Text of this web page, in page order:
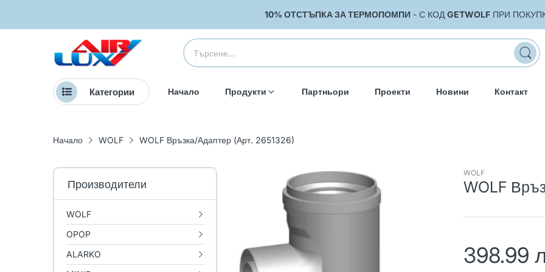
10% ОТСТЪПКА ЗА ТЕРМОПОМПИ - С КОДGETWOLF ПРИ
Категории Начало Продукти Партньори Проекти Новини Контакт
Начало WOLF WOLF Връзка/Адаптер (Арт. 2651326)
Производители
WOLF
OPOP
ALARKO
WOLF
WOLF
398.99